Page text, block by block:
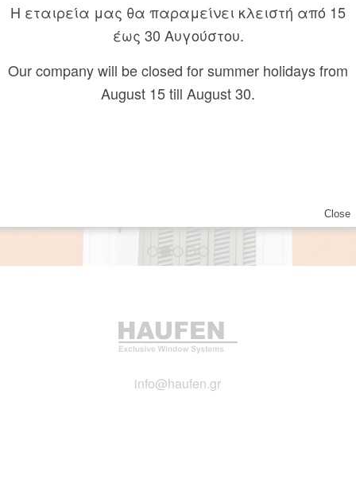
1 2
info@haufen.gr
Close
Η εταιρεία μας θα παραμείνει κλειστή από 15
έως 30 Αυγούστου.
Our company will be closed for summer holidays from
August 15 till August 30.